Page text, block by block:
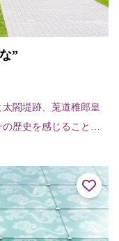
”
閤堤跡、莵道稚郎皇
歴史を感じることが